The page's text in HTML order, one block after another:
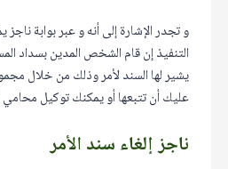
و تجدر الإشارة إلى أنه و عبر بوابة
التنفيذ إن قام الشخص المدين بسداد
يشير لها السند لأمر وذلك من خلال
عليك أن تتبعها أو يمكنك توكيل محامي
ناجز إلغاء سند الأمر